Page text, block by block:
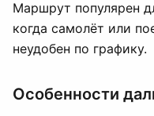
Маршрут популярен
когда самолёт или
неудобен по графику.
Особенности